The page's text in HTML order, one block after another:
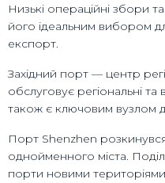
Низькі операційні збори
його ідеальним вибором
експорт.
Західний порт — центр
обслуговує регіональні
також є ключовим вузлом
Порт Shenzhen розкинувся
однойменного міста.
порти новими